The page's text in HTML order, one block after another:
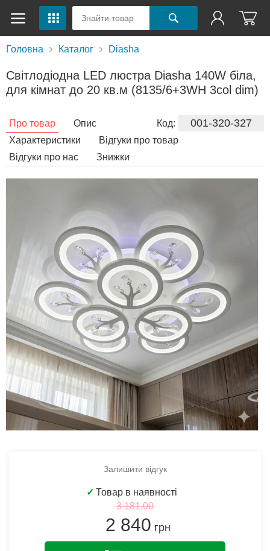
Головна Каталог Diasha
Світлодіодна LED люстра Diasha 140W біла,
для кімнат до 20 кв.м (8135/6+3WH 3col dim)
Код: 001-320-327
Про товар
Опис
Характеристики
Відгуки про товар
Відгуки про нас
Знижки
Залишити відгук
✓ Товар в наявності
3 181.00
2 840 грн